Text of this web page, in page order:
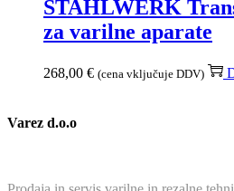
STAHLWERK
za varilne aparate
268,00 € (cena vključuje DDV)
Varez d.o.o